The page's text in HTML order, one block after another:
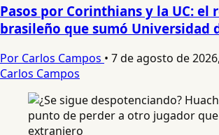
Pasos por Corinthians y la UC: el
brasileño que sumó Universidad
Por Carlos Campos • 7 de agosto de
Carlos Campos